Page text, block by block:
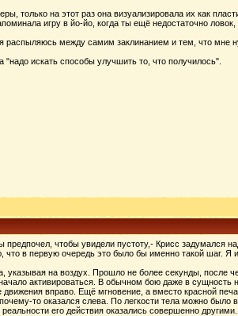
только на этот раз она визуализировала их как
игру в йо-йо, когда ты ещё недостаточно
распыляюсь между самим заклинанием и тем, что мне
искать способы улучшить то, что получилось".
чтобы увидели пустоту,- Крисс задумался
в первую очередь это было бы именно такой шаг. Я
на воздух. Прошло не более секунды, после
активироваться. В обычном бою даже в сущность
вправо. Ещё мгновение, а вместо красной
то оказался слева. По легкости тела можно было
его действия оказались совершенно